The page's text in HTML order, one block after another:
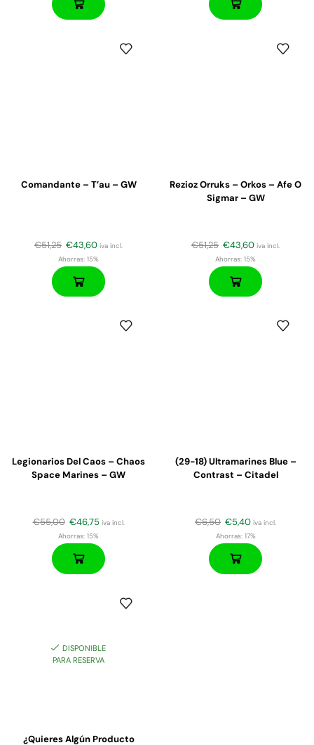
Comandante – T’au – GW
€51,25 €43,60 iva incl.
Ahorras: 15%
Rezioz Orruks – Orkos – Afe O
Sigmar – GW
€51,25 €43,60 iva incl.
Ahorras: 15%
Legionarios Del Caos – Chaos
Space Marines – GW
€55,00 €46,75 iva incl.
Ahorras: 15%
(29-18) Ultramarines Blue –
Contrast – Citadel
€6,50 €5,40 iva incl.
Ahorras:17%
DISPONIBLE
PARA RESERVA
¿Quieres Algún Producto